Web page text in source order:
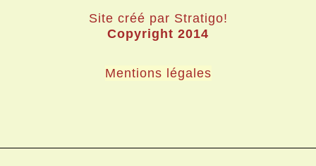
Site créé par Stratigo!
Copyright 2014
Mentions légales